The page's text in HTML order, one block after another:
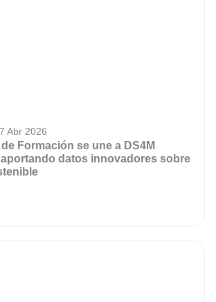
7 Abr 2026
Formación se une a DS4M
aportando datos innovadores sobre